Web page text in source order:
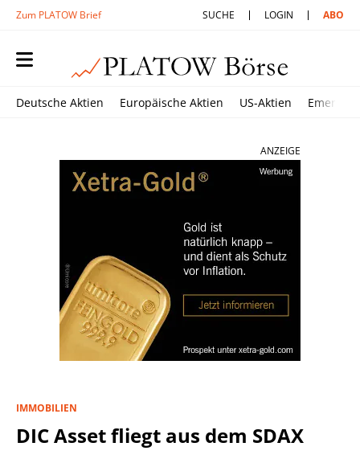
Zum PLATOW Brief SUCHE LOGIN ABO
Deutsche Aktien Europäische Aktien US-Aktien
ANZEIGE
IMMOBILIEN
DIC Asset fliegt aus dem SDAX